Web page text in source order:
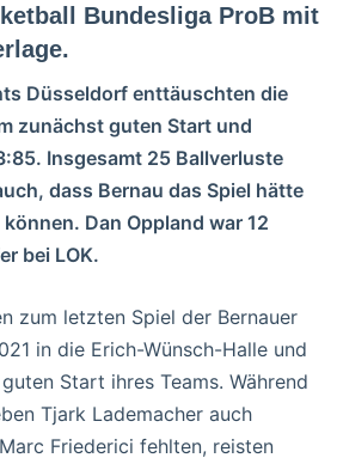
Bundesliga ProB mit
Düsseldorf enttäuschten die
zunächst guten Start und
Insgesamt 25 Ballverluste
dass Bernau das Spiel hätte
Dan Oppland war 12
bei LOK.
zum letzten Spiel der Bernauer
in die Erich-Wünsch-Halle und
Start ihres Teams. Während
Tjark Lademacher auch
Friederici fehlten, reisten